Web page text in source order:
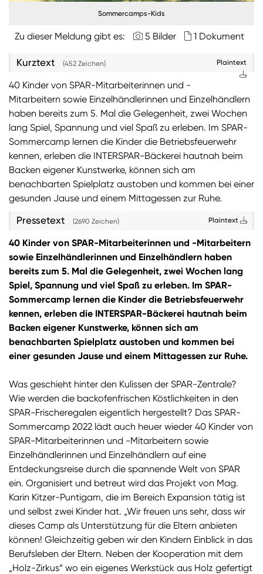
ANMELDEN
automatisch per E-Mail erhalten? Dann tragen Sie
(Bitte beachten Sie, dass der Presseverteiler
ausschließlich für Medienkontakte und nicht für
Privatpersonen gedacht ist):
Zum Presseverteiler
Sie wollen Informationen über aktuelle Aktionen,
Produktneuheiten, attraktive Gewinnspiele uvm.
erhalten? Dann melden Sie sich zumSPAR
Newsletter
an:
Zum SPAR Newsletter
Sommercamps-Kids
Zu dieser Meldung gibt es: 5 Bilder 1 Dokument
Kurztext (452 Zeichen) Plaintext
40 Kinder von SPAR-Mitarbeiterinnen und -
Mitarbeitern sowie Einzelhändlerinnen und Einzelhändlern
haben bereits zum 5. Mal die Gelegenheit, zwei Wochen
lang Spiel, Spannung und viel Spaß zu erleben. Im SPAR-
Sommercamp lernen die Kinder die Betriebsfeuerwehr
kennen, erleben die INTERSPAR-Bäckerei hautnah beim
Backen eigener Kunstwerke, können sich am
benachbarten Spielplatz austoben und kommen bei einer
gesunden Jause und einem Mittagessen zur Ruhe.
Pressetext (2690 Zeichen) Plaintext
40 Kinder von SPAR-Mitarbeiterinnen und -Mitarbeitern
sowie Einzelhändlerinnen und Einzelhändlern haben
bereits zum 5. Mal die Gelegenheit, zwei Wochen lang
Spiel, Spannung und viel Spaß zu erleben. Im SPAR-
Sommercamp lernen die Kinder die Betriebsfeuerwehr
kennen, erleben die INTERSPAR-Bäckerei hautnah beim
Backen eigener Kunstwerke, können sich am
benachbarten Spielplatz austoben und kommen bei
einer gesunden Jause und einem Mittagessen zur Ruhe.
Was geschieht hinter den Kulissen der SPAR-Zentrale?
Wie werden die backofenfrischen Köstlichkeiten in den
SPAR-Frischeregalen eigentlich hergestellt? Das SPAR-
Sommercamp 2022 lädt auch heuer wieder 40 Kinder von
SPAR-Mitarbeiterinnen und -Mitarbeitern sowie
Einzelhändlerinnen und Einzelhändlern auf eine
Entdeckungsreise durch die spannende Welt von SPAR
ein. Organisiert und betreut wird das Projekt von Mag.
Karin Kitzer-Puntigam, die im Bereich Expansion tätig ist
und selbst zwei Kinder hat. „Wir freuen uns sehr, dass wir
dieses Camp als Unterstützung für die Eltern anbieten
können! Gleichzeitig geben wir den Kindern Einblick in das
Berufsleben der Eltern. Neben der Kooperation mit dem
„Holz-Zirkus“ wo ein eigenes Werkstück aus Holz gefertigt